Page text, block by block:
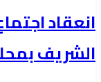
انعقاد
الشريف